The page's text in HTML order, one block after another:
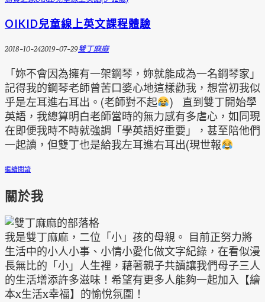
OIKID兒童線上英文課程體驗
2018-10-242019-07-29雙丁麻麻
「妳不會因為擁有一架鋼琴，妳就能成為一名鋼琴家」
記得我的鋼琴老師曾苦口婆心地這樣勸我，想當初我似
乎是左耳進右耳出。(老師對不起
) 直到雙丁開始學
英語，我總算明白老師當時的無力感有多虐心，如同現
在即便我時不時就強調「學英語好重要」，甚至陪他們
一起讀，但雙丁也是給我左耳進右耳出(現世報
繼續閱讀
關於我
我是雙丁麻麻，二位「小」孩的母親。 目前正努力將
生活中的小人小事、小情小愛化做文字紀錄，在看似漫
長無比的「小」人生裡，藉著親子共讀讓我們母子三人
的生活增添許多滋味！希望有更多人能夠一起加入【繪
本x生活x幸福】的愉悅氛圍！